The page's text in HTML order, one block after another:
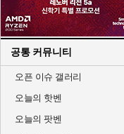
공통 커뮤니티
오픈 이슈 갤러리
오늘의 핫벤
오늘의 팟벤